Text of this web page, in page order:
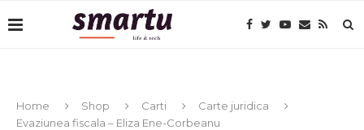
Home Shop Carti
Carte juridica
Evaziunea fiscala – Eliza Ene-Corbeanu